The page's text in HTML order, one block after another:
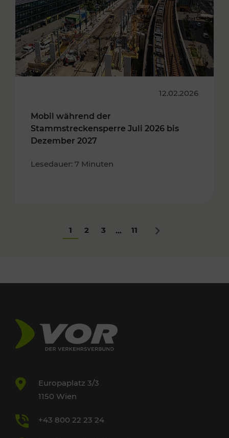
12.02.2026
Mobil während der
Stammstreckensperre Juli 2026 bis
Dezember 2027
Lesedauer: 7 Minuten
1 2 3 ... 11 Nächstes
Europaplatz 3/3
1150 Wien
+43 800 22 23 24